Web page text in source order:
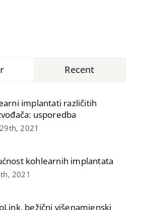
Recent
implantati različitih
usporedba
2021
kohlearnih implantata
2021
bežični višenamjenski